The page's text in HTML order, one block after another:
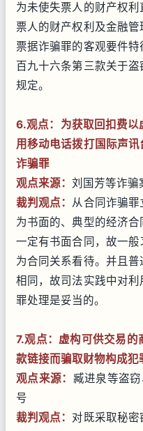
为未使失票人的财产权
票人的财产权利及金融
票据诈骗罪的客观要件
百九十六条第三款关于
规定。
6.观点： 为获取回扣费
用移动电话拨打国际声
诈骗罪
观点来源： 刘国芳等诈骗
裁判观点： 从合同诈骗
为书面的、典型的经济
一定有书面合同，故一
为合同关系看待。并且
相同，故司法实践中对
罪处理是妥当的。
7.观点：虚构可供交易的
款链接而骗取财物构成犯
观点来源： 臧进泉等盗
号
裁判观点： 对既采取秘